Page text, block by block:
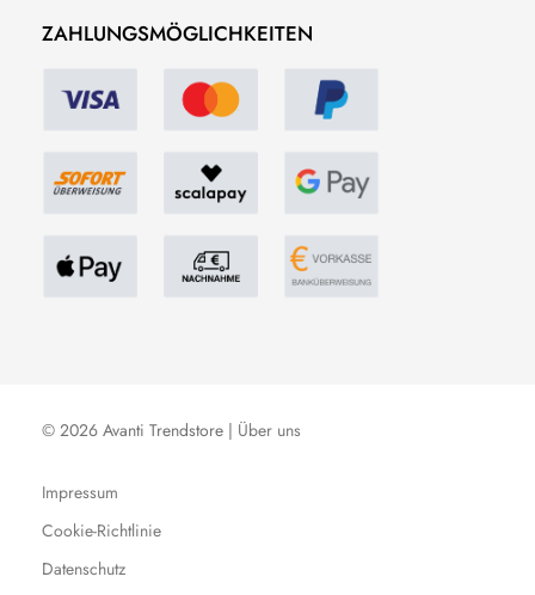
ZAHLUNGSMÖGLICHKEITEN
© 2026 Avanti Trendstore | Über uns
Impressum
Cookie-Richtlinie
Datenschutz